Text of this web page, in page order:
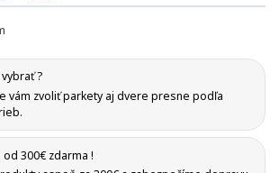
?
vám zvoliť parkety aj dvere presne podľa
300€ zdarma !